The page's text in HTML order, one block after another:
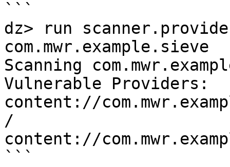
```
dz> run
com.mwr.example.sieve
Scanning
Vulnerable Providers:
content://
/
content://
```